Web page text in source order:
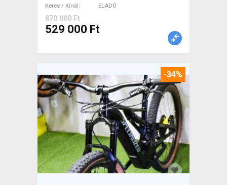
Keres / Kínál
ELADÓ
870 000 Ft
529 000 Ft
-34%